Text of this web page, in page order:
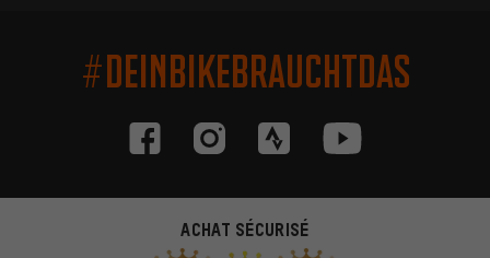
#DEINBIKEBRAUCHTDAS
ACHAT SÉCURISÉ